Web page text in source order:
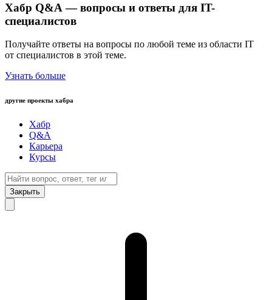
Хабр Q&A — вопросы и ответы для IT-
специалистов
Получайте ответы на вопросы по любой теме из области IT
от специалистов в этой теме.
Узнать больше
другие проекты хабра
Хабр
Q&A
Карьера
Курсы
Закрыть